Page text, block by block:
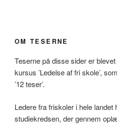
OM TESERNE
Teserne på disse sider er
kursus ’Ledelse af fri skole’,
’12 teser’.
Ledere fra friskoler i hele
studiekredsen, der gennem